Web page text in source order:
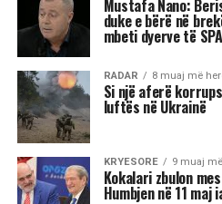
I njohur për intensitetin
shpesh konkurron në
tejkaluar, mund të mbajë
nga të tjerët.
Luani
Luanët kanë nevojë të
admirim. Kur këto nevoja